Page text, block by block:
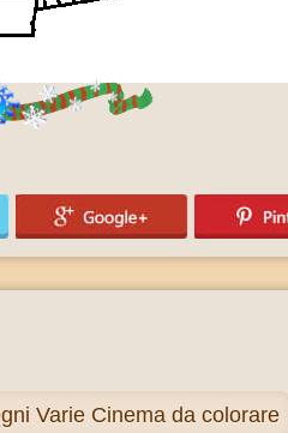
Varie Cinema da colorare